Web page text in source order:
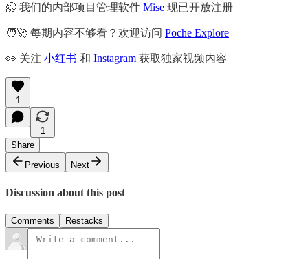
🤗 我们的内部项目管理软件 Mise 现已开放注册
🧑‍🚀 每期内容不够看？欢迎访问 Poche Explore
👀 关注 小红书 和 Instagram 获取独家视频内容
1
1
Share
Previous
Next
Discussion about this post
Comments Restacks